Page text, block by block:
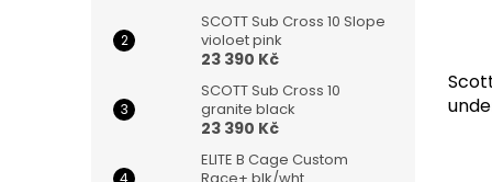
SCOTT Sub Cross 10 Slope
violoet pink
23 390 Kč
SCOTT Sub Cross 10
granite black
23 390 Kč
ELITE B Cage Custom
Race+ blk/wht